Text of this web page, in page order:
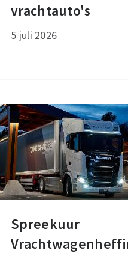
vrachtauto's
5 juli 2026
groei
vrachtauto's
Spreekuur
Spreekuur
Vrachtwagenheffing